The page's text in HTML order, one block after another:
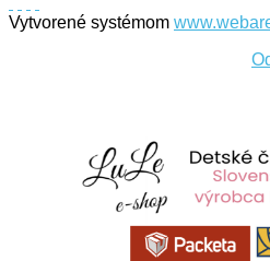
Vytvorené systémom